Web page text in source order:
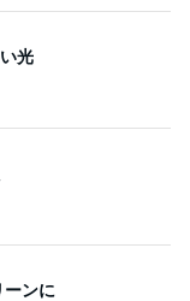
光
ーンに